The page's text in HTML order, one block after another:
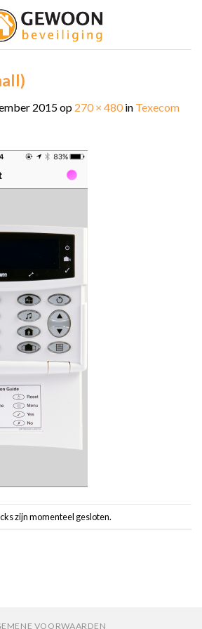
2015op 270 × 480in Texecom
zijn momenteel gesloten.
VOORWAARDEN